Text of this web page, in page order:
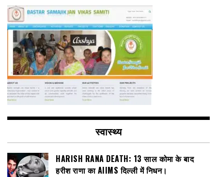
स्वास्थ्य
HARISH RANA DEATH: 13 साल कोमा के बाद
हरीश राणा का AIIMS दिल्ली में निधन।